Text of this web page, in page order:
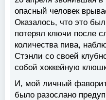
опасный человек
Оказалось, что это
потерял ключи после
количества пива,
Стэнли со своей
собой хоккейную
И, мой личный
было разослано